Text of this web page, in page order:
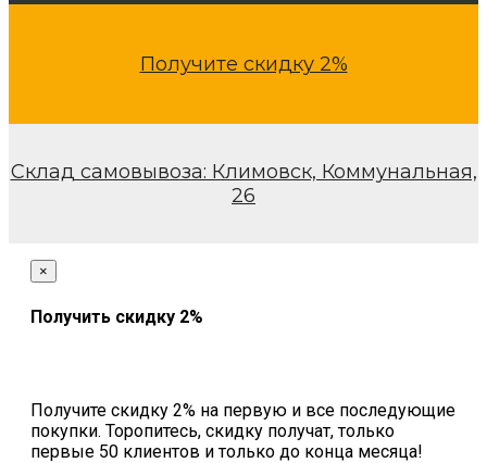
Получите скидку 2%
Склад самовывоза: Климовск, Коммунальная,
26
×
Получить скидку 2%
Получите скидку 2% на первую и все последующие
покупки. Торопитесь, скидку получат, только
первые 50 клиентов и только до конца месяца!